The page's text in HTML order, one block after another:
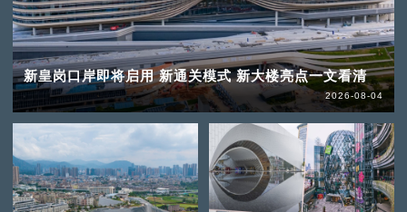
新皇岗口岸即将启用 新通关模式 新大楼亮点一文看清
2026-08-04